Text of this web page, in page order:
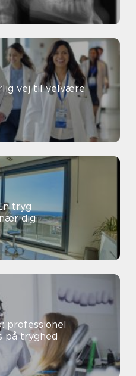
vej til velvære
tryg
dig
professionel
på tryghed